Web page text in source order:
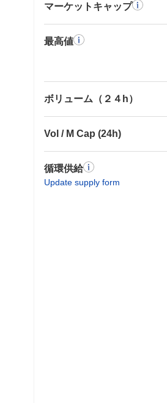
マーケットキャップ
最高値
ボリューム（２４h）
Vol / M Cap (24h)
循環供給
Update supply form